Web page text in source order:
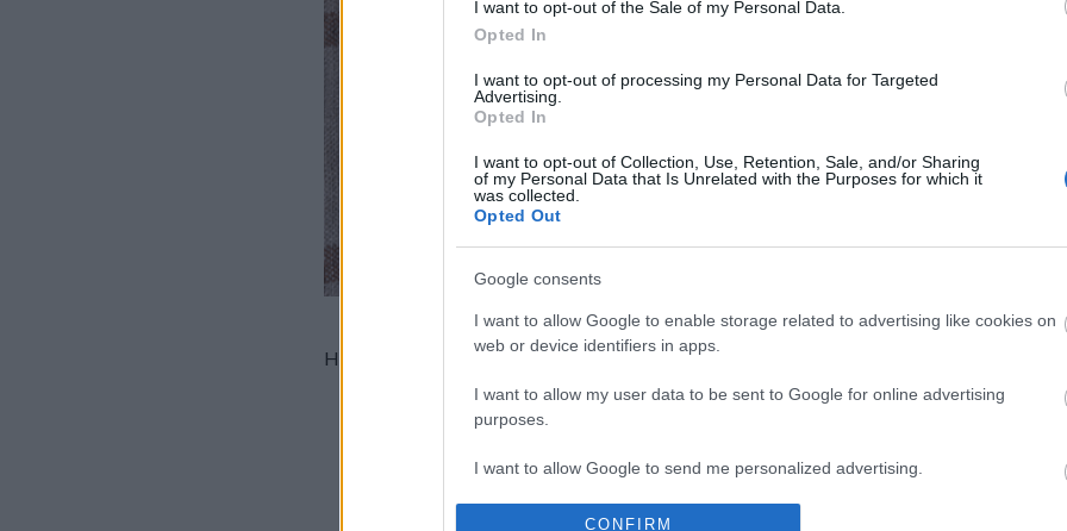
I want to opt-out of the Sale of my Personal Data.
Opted In
I want to opt-out of processing my Personal Data for Targeted
Advertising.
Opted In
I want to opt-out of Collection, Use, Retention, Sale, and/or Sharing
of my Personal Data that Is Unrelated with the Purposes for which it
was collected.
Opted Out
Google consents
I want to allow Google to enable storage related to advertising like cookies on
web or device identifiers in apps.
I want to allow my user data to be sent to Google for online advertising
purposes.
I want to allow Google to send me personalized advertising.
I want to allow Google to enable storage related to analytics like cookies on
CONFIRM
Fotó: KockacZukor
Hozzávalók:
4 ek Gyermelyi rétesliszt
5 db Gyermelyi tojás